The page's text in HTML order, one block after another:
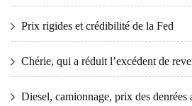
Prix ​​​​rigides et crédibilité de la Fed
Chérie, qui a réduit l’excédent de
Diesel, camionnage, prix des